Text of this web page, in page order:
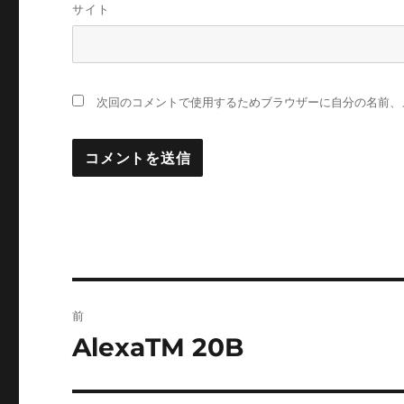
サイト
次回のコメントで使用するためブラウザーに自分の名前
稿
前
前
投
AlexaTM 20B